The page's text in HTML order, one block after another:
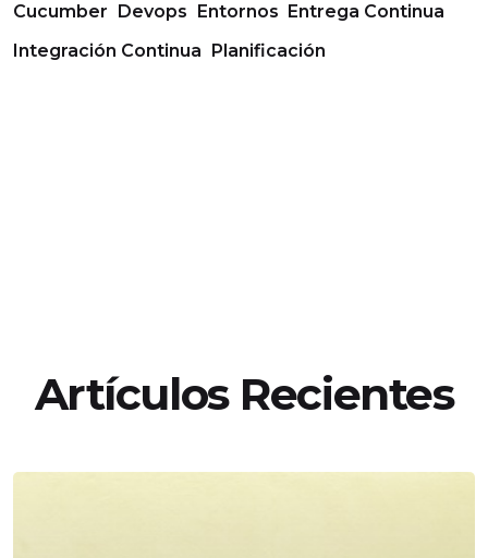
Cucumber Devops Entornos Entrega Continua
Integración Continua Planificación
Artículos Recientes